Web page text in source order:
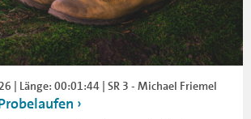
| Länge: 00:01:44 | SR 3 - Michael Friemel